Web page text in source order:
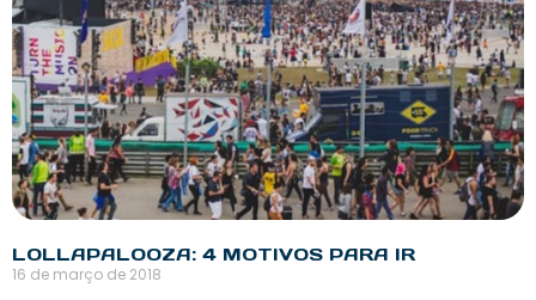
LOLLAPALOOZA: 4 MOTIVOS PARA IR
16 de março de 2018